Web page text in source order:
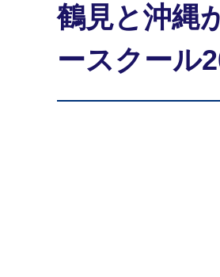
鶴見と沖縄
ースクール